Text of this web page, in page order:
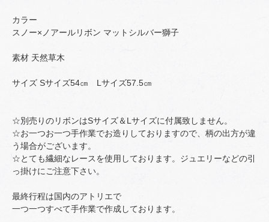
カラー
スノー×ノアールリボン マットシルバー獅子
素材 天然草木
サイズ Sサイズ54㎝ Lサイズ57.5㎝
☆別売りのリボンはSサイズ＆Lサイズに付属致しません。
☆お一つお一つ手作業でお造りしておりますので、柄の出方が違
う場合がございます。
☆とても繊細なレースを使用しております。ジュエリーなどの引
っ掛けにご注意下さい。
最終行程は国内のアトリエで
一つ一つすべて手作業で作成しております。